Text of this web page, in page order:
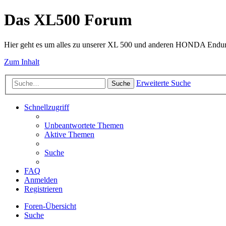
Das XL500 Forum
Hier geht es um alles zu unserer XL 500 und anderen HONDA
Zum Inhalt
Suche Erweiterte Suche
Schnellzugriff
Unbeantwortete Themen
Aktive Themen
Suche
FAQ
Anmelden
Registrieren
Foren-Übersicht
Suche